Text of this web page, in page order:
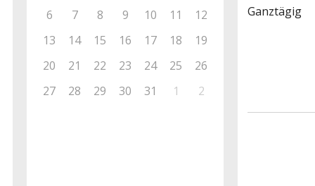
6
7 8 9 10 11
12
13
14 15 16 17 18
19
20
21 22 23 24 25
26
27
28 29 30 31 1 2
Ganztägig